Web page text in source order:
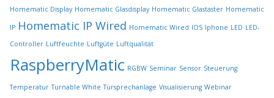
w
h
l
t
w
e
Homematic Display Homematic Glasdisplay Homematic Glastaster Homematic
IP Homematic IP Wired Homematic Wired IOS Iphone LED LED-
Controller Luftfeuchte Luftgüte Luftqualität
RaspberryMatic RGBW Seminar Sensor Steuerung
Temperatur Turnable White Türsprechanlage Visualisierung Webinar